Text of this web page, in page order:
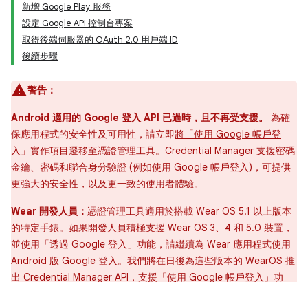
新增 Google Play 服務
設定 Google API 控制台專案
取得後端伺服器的 OAuth 2.0 用戶端 ID
後續步驟
警告：
Android 適用的 Google 登入 API 已過時，且不再受支援。
為確
保應用程式的安全性及可用性，請立即將「使用 Google 帳戶登
入」實作項目遷移至憑證管理工具。Credential Manager 支援密碼
金鑰、密碼和聯合身分驗證 (例如使用 Google 帳戶登入)，可提供
更強大的安全性，以及更一致的使用者體驗。
Wear 開發人員： 憑證管理工具適用於搭載 Wear OS 5.1 以上版本
的特定手錶。如果開發人員積極支援 Wear OS 3、4 和 5.0 裝置，
並使用「透過 Google 登入」功能，請繼續為 Wear 應用程式使用
Android 版 Google 登入。我們將在日後為這些版本的 WearOS 推
出 Credential Manager API，支援「使用 Google 帳戶登入」功